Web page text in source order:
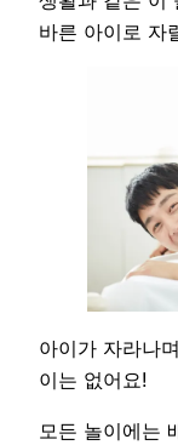
바른 아이로 자
아이가 자라나
이는 없어요!
모든 놀이에는